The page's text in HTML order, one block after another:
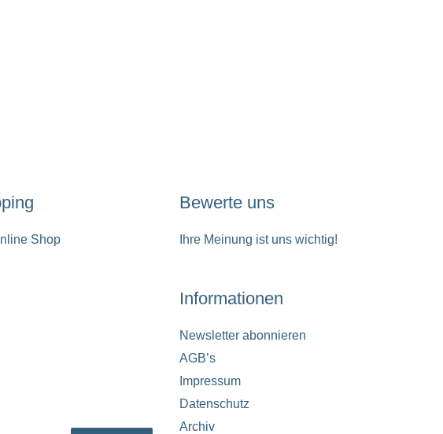
Shop
Bewerte uns
Ihre Meinung ist uns wichtig!
Informationen
Newsletter abonnieren
AGB’s
Impressum
Datenschutz
Archiv